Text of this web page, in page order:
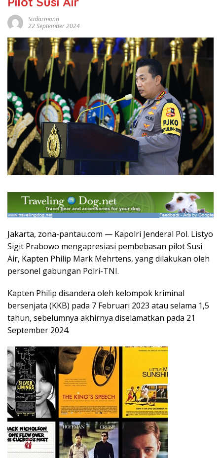
Sudarmono
22 September 2024
Jakarta, zona-pantau.com — Kapolri Jenderal Pol. Listyo
Sigit Prabowo mengapresiasi pembebasan pilot Susi
Air, Kapten Philip Mark Mehrtens, yang dilakukan oleh
personel gabungan Polri-TNI.
Kapten Philip disandera oleh kelompok kriminal
bersenjata (KKB) pada 7 Februari 2023 atau selama 1,5
tahun, sebelumnya akhirnya diselamatkan pada 21
September 2024.